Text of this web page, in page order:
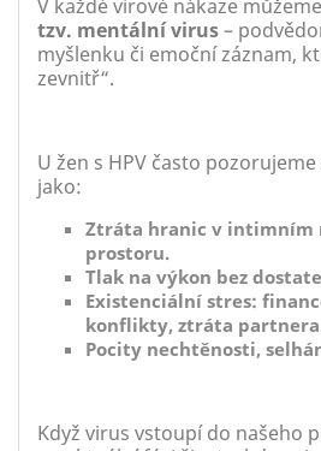
V každé virové nákaze
tzv. mentální virus–
myšlenku či emoční záznam,
zevnitř“.
U žen s HPV často
jako:
Ztráta hranic v intimním
prostoru.
Tlak na výkon bez
Existenciální stres:
konflikty, ztráta
Pocity nechtěnosti,
Když virus vstoupí do našeho